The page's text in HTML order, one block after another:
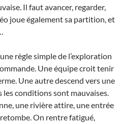
Il faut avancer, regarder,
joue également sa partition, et
règle simple de l’exploration
Une équipe croit tenir
Une autre descend vers une
les conditions sont mauvaises.
une rivière attire, une entrée
On rentre fatigué,